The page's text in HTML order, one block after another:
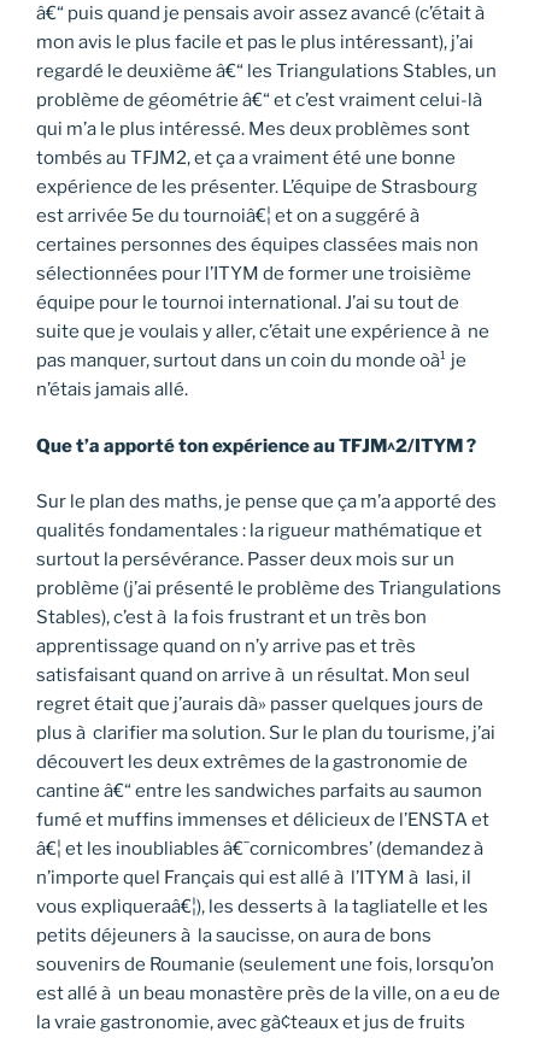
â€“ puis quand je pensais avoir assez avancé (c’était à
mon avis le plus facile et pas le plus intéressant), j’ai
regardé le deuxième â€“ les Triangulations Stables, un
problème de géométrie â€“ et c’est vraiment celui-là
qui m’a le plus intéressé. Mes deux problèmes sont
tombés au TFJM2, et ça a vraiment été une bonne
expérience de les présenter. L’équipe de Strasbourg
est arrivée 5e du tournoiâ€¦ et on a suggéré à
certaines personnes des équipes classées mais non
sélectionnées pour l’ITYM de former une troisième
équipe pour le tournoi international. J’ai su tout de
suite que je voulais y aller, c’était une expérience à ne
pas manquer, surtout dans un coin du monde oà¹ je
n’étais jamais allé.
Que t’a apporté ton expérience au TFJM^2/ITYM ?
Sur le plan des maths, je pense que ça m’a apporté des
qualités fondamentales : la rigueur mathématique et
surtout la persévérance. Passer deux mois sur un
problème (j’ai présenté le problème des Triangulations
Stables), c’est à la fois frustrant et un très bon
apprentissage quand on n’y arrive pas et très
satisfaisant quand on arrive à un résultat. Mon seul
regret était que j’aurais dà» passer quelques jours de
plus à clarifier ma solution. Sur le plan du tourisme, j’ai
découvert les deux extrêmes de la gastronomie de
cantine â€“ entre les sandwiches parfaits au saumon
fumé et muffins immenses et délicieux de l’ENSTA et
â€¦ et les inoubliables â€˜cornicombres’ (demandez à
n’importe quel Français qui est allé à l’ITYM à Iasi, il
vous expliqueraâ€¦), les desserts à la tagliatelle et les
petits déjeuners à la saucisse, on aura de bons
souvenirs de Roumanie (seulement une fois, lorsqu’on
est allé à un beau monastère près de la ville, on a eu de
la vraie gastronomie, avec gà¢teaux et jus de fruits